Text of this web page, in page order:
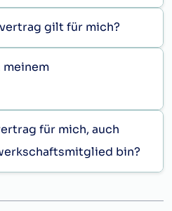
gilt für mich?
meinem
für mich, auch
bin?